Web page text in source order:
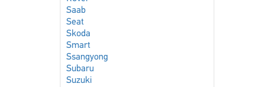
Saab
Seat
Skoda
Smart
Ssangyong
Subaru
Suzuki